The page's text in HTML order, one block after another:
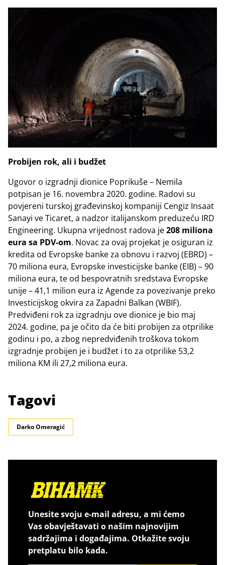
Probijen rok, ali i budžet
Ugovor o izgradnji dionice Poprikuše – Nemila
potpisan je 16. novembra 2020. godine. Radovi su
povjereni turskoj građevinskoj kompaniji Cengiz Insaat
Sanayi ve Ticaret, a nadzor italijanskom preduzeću IRD
Engineering. Ukupna vrijednost radova je208 miliona
eura sa PDV-om. Novac za ovaj projekat je osiguran iz
kredita od Evropske banke za obnovu i razvoj (EBRD) –
70 miliona eura, Evropske investicijske banke (EIB) – 90
miliona eura, te od bespovratnih sredstava Evropske
unije – 41,1 milion eura iz Agende za povezivanje preko
Investicijskog okvira za Zapadni Balkan (WBIF).
Predviđeni rok za izgradnju ove dionice je bio maj
2024. godine, pa je očito da će biti probijen za otprilike
godinu i po, a zbog nepredviđenih troškova tokom
izgradnje probijen je i budžet i to za otprilike 53,2
miliona KM ili 27,2 miliona eura.
Tagovi
Darko Omeragić
Unesite svoju e-mail adresu, a mi ćemo
Vas obavještavati o našim najnovijim
sadržajima i događajima. Otkažite svoju
pretplatu bilo kada.